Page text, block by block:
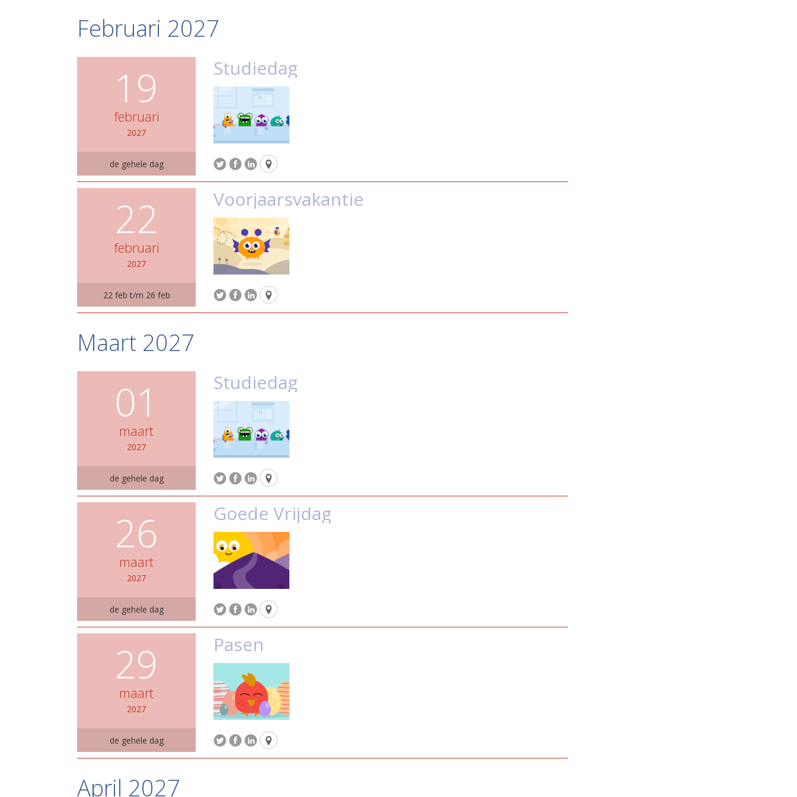
Februari 2027
19
februari
2027
de gehele dag
Studiedag
22
februari
2027
22 feb t/m 26 feb
Voorjaarsvakantie
Maart 2027
01
maart
2027
de gehele dag
Studiedag
26
maart
2027
de gehele dag
Goede Vrijdag
29
maart
2027
de gehele dag
Pasen
April 2027